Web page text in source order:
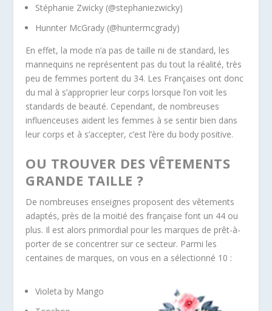
Stéphanie Zwicky (@stephaniezwicky)
Hunnter McGrady (@huntermcgrady)
En effet, la mode n’a pas de taille ni de standard, les
mannequins ne représentent pas du tout la réalité, très
peu de femmes portent du 34. Les Françaises ont donc
du mal à s’approprier leur corps lorsque l’on voit les
standards de beauté. Cependant, de nombreuses
influenceuses aident les femmes à se sentir bien dans
leur corps et à s’accepter, c’est l’ère du body positive.
OU TROUVER DES VÊTEMENTS
GRANDE TAILLE ?
De nombreuses enseignes proposent des vêtements
adaptés, près de la moitié des française font un 44 ou
plus. Il est alors primordial pour les marques de prêt-à-
porter de se concentrer sur ce secteur. Parmi les
centaines de marques, on vous en a sélectionné 10 :
Violeta by Mango